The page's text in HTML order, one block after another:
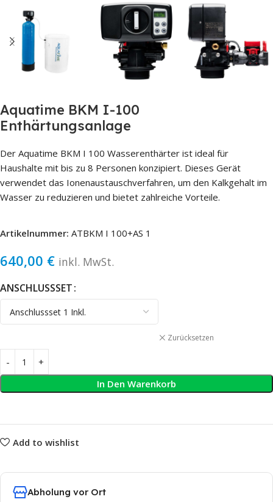
Aquatime BKM I-100
Enthärtungsanlage
Der Aquatime BKM I 100 Wasserenthärter ist ideal für
Haushalte mit bis zu 8 Personen konzipiert. Dieses Gerät
verwendet das Ionenaustauschverfahren, um den Kalkgehalt im
Wasser zu reduzieren und bietet zahlreiche Vorteile.
Artikelnummer: ATBKM I 100+AS 1
640,00 € inkl. MwSt.
ANSCHLUSSSET
Zurücksetzen
In Den Warenkorb
Add to wishlist
Abholung vor Ort